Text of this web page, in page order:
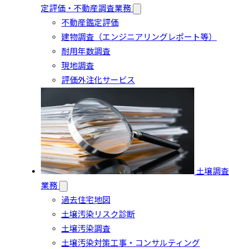
定評価・不動産調査業務
不動産鑑定評価
建物調査（エンジニアリングレポート等）
耐用年数調査
現地調査
評価外注化サービス
土壌調査
業務
過去住宅地図
土壌汚染リスク診断
土壌汚染調査
土壌汚染対策工事・コンサルティング